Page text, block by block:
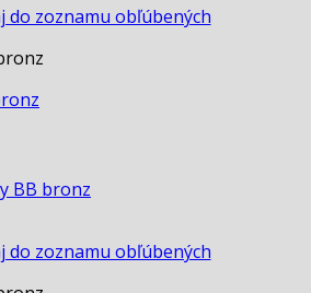
do zoznamu obľúbených
do zoznamu obľúbených